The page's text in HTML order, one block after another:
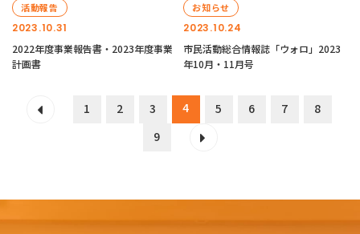
2023.10.31
活動報告
2022年度事業報告書・2023年度事業
計画書
2023.10.24
お知らせ
市民活動総合情報誌「ウォロ」2023
年10月・11月号
1 2 3 4 5 6 7
8
9